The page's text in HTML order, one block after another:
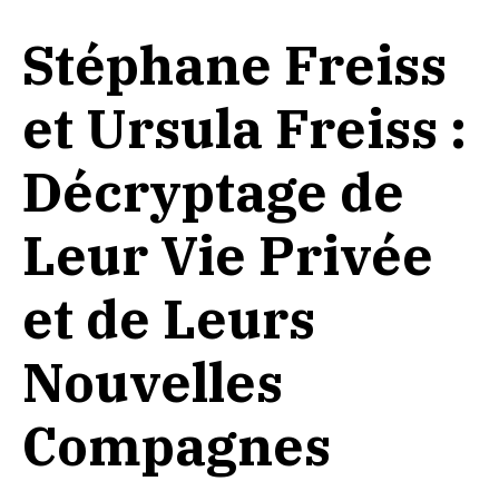
Stéphane Freiss
et Ursula Freiss :
Décryptage de
Leur Vie Privée
et de Leurs
Nouvelles
Compagnes